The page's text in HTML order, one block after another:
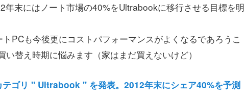
年末にはノート市場の40%をUltrabookに移行させる目標を明
PCも今後更にコストパフォーマンスがよくなるであろうこ
替え時期に悩みます（家はまだ買えないけど）
テゴリ " Ultrabook " を発表。2012年末にシェア40%を予測